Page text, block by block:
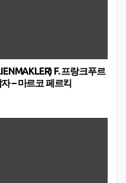
F. 프랑크푸르
– 마르코 페르킥